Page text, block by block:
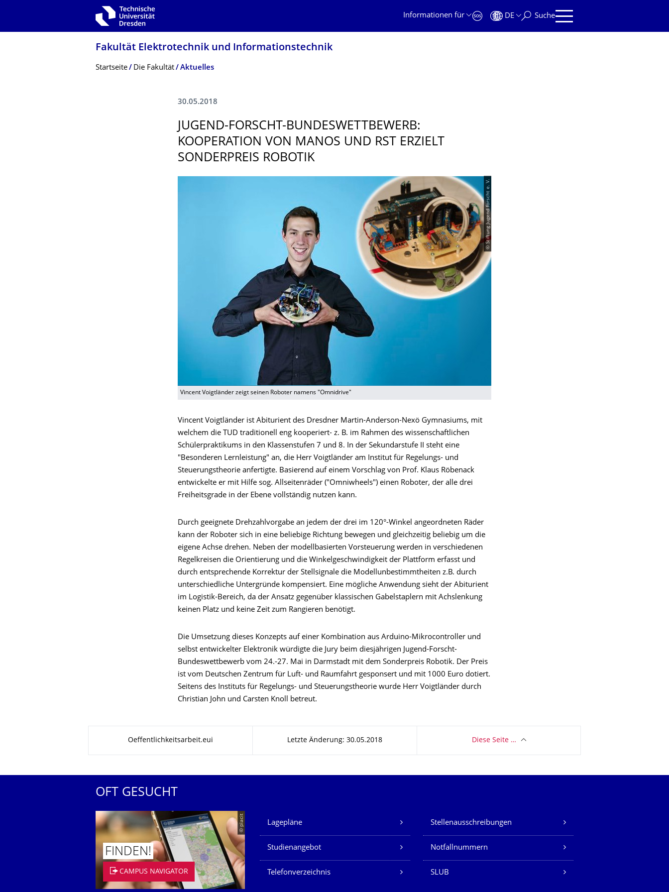
Zur Hauptnavigation springen
Informationen für
DE Suche
Fakultät Elektrotechnik und Informationstech­nik
Breadcrumb-Menü
Startseite Die Fakultät Aktuelles
30.05.2018
JUGEND-FORSCHT-BUNDESWETTBE­WERB:
KOOPERATION VON MANOS UND RST ERZIELT
SONDERPREIS ROBOTIK
© Stiftung Jugend forscht e. V.
Vincent Voigtländer zeigt seinen Roboter namens "Omnidrive"
Vincent Voigtländer ist Abiturient des Dresdner Martin-Anderson-Nexö Gymnasiums, mit
welchem die TUD traditionell eng kooperiert- z. B. im Rahmen des wissenschaftlichen
Schülerpraktikums in den Klassenstufen 7 und 8. In der Sekundarstufe II steht eine
"Besonderen Lernleistung" an, die Herr Voigtländer am Institut für Regelungs- und
Steuerungstheorie anfertigte. Basierend auf einem Vorschlag von Prof. Klaus Röbenack
entwickelte er mit Hilfe sog. Allseitenräder ("Omniwheels") einen Roboter, der alle drei
Freiheitsgrade in der Ebene vollständig nutzen kann.
Durch geeignete Drehzahlvorgabe an jedem der drei im 120°-Winkel angeordneten Räder
kann der Roboter sich in eine beliebige Richtung bewegen und gleichzeitig beliebig um die
eigene Achse drehen. Neben der modellbasierten Vorsteuerung werden in verschiedenen
Regelkreisen die Orientierung und die Winkelgeschwindigkeit der Plattform erfasst und
durch entsprechende Korrektur der Stellsignale die Modellunbestimmtheiten z.B. durch
unterschiedliche Untergründe kompensiert. Eine mögliche Anwendung sieht der Abiturient
im Logistik-Bereich, da der Ansatz gegenüber klassischen Gabelstaplern mit Achslenkung
keinen Platz und keine Zeit zum Rangieren benötigt.
Die Umsetzung dieses Konzepts auf einer Kombination aus Arduino-Mikrocontroller und
selbst entwickelter Elektronik würdigte die Jury beim diesjährigen Jugend-Forscht-
Bundeswettbewerb vom 24.-27. Mai in Darmstadt mit dem Sonderpreis Robotik. Der Preis
ist vom Deutschen Zentrum für Luft- und Raumfahrt gesponsert und mit 1000 Euro dotiert.
Seitens des Instituts für Regelungs- und Steuerungstheorie wurde Herr Voigtländer durch
Christian John und Carsten Knoll betreut.
Oeffentlichkeitsarbeit.eui Letzte Änderung: 30.05.2018 Diese Seite …
OFT GESUCHT
© placit
FINDEN!
CAMPUS NAVIGATOR
Unsere Dienste
Lagepläne Stellenausschreibungen
Studienangebot Notfallnummern
Telefonverzeichnis SLUB